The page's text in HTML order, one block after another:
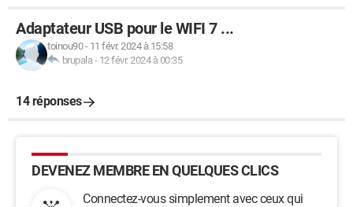
Adaptateur USB pour le WIFI 7 ...
toinou90- 11 févr. 2024 à 15:58
brupala - 12 févr. 2024 à 00:35
14 réponses
DEVENEZ MEMBRE EN QUELQUES CLICS
Connectez-vous simplement avec ceux qui